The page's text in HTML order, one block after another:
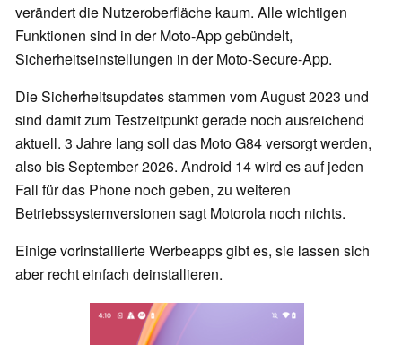
verändert die Nutzeroberfläche kaum. Alle wichtigen
Funktionen sind in der Moto-App gebündelt,
Sicherheitseinstellungen in der Moto-Secure-App.
Die Sicherheitsupdates stammen vom August 2023 und
sind damit zum Testzeitpunkt gerade noch ausreichend
aktuell. 3 Jahre lang soll das Moto G84 versorgt werden,
also bis September 2026. Android 14 wird es auf jeden
Fall für das Phone noch geben, zu weiteren
Betriebssystemversionen sagt Motorola noch nichts.
Einige vorinstallierte Werbeapps gibt es, sie lassen sich
aber recht einfach deinstallieren.